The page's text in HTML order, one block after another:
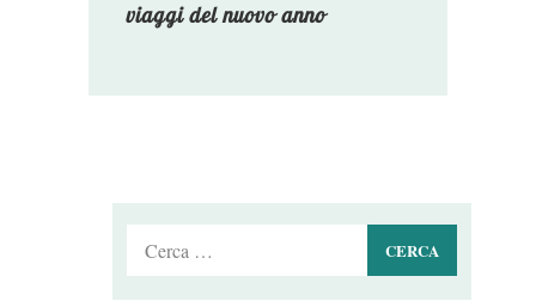
viaggi del nuovo anno
Ricerca
per: